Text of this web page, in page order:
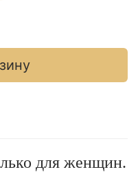
для женщин.